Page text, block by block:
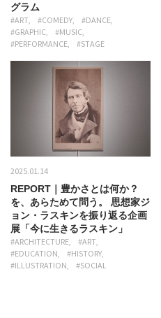
グラム
#ART #COMEDY
#DANCE
#GRAPHIC
#MUSIC
#PERFORMANCE
#STAGE
2025.01.14
REPORT｜豊かさとは何か？
を、あらためて問う。 思想家ジ
ョン・ラスキンを振り返る企画
展「今に生きるラスキン」
#ARCHITECTURE
#ART
#EDUCATION
#HISTORY
#ILLUSTRATION
#SOCIAL